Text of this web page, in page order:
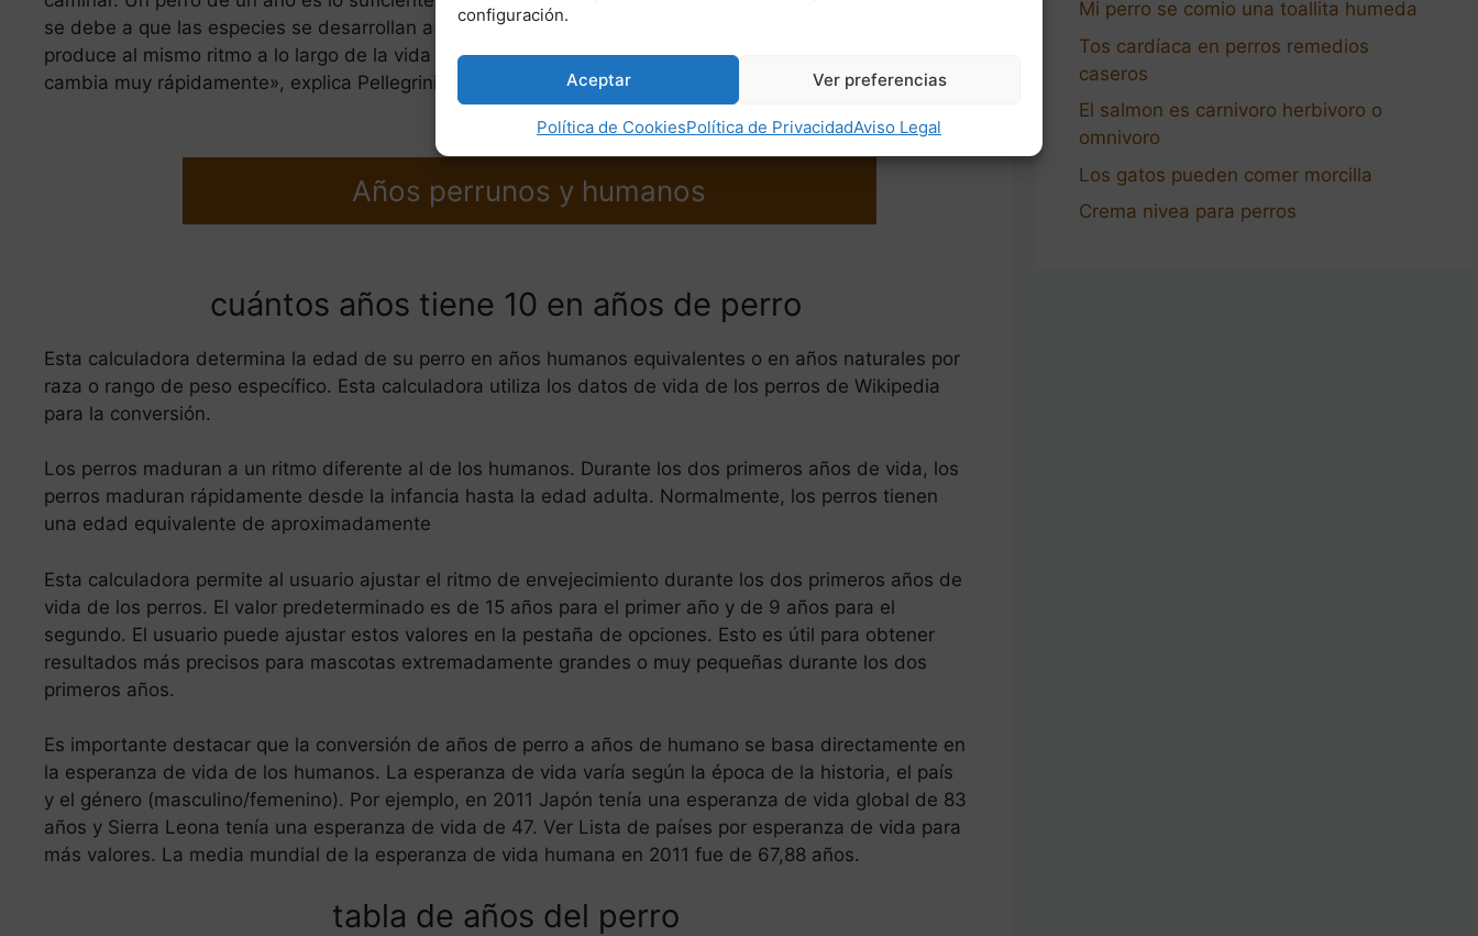
configuración.
Aceptar Ver preferencias
Política de CookiesPolítica de PrivacidadAviso Legal
se debe a que las especies se desarrollan a ritmos muy diferentes. El envejecimiento ni siquiera se
produce al mismo ritmo a lo largo de la vida de un individuo. «Cuando eres un recién nacido, tu cuerpo
cambia muy rápidamente», explica Pellegrini. «Con el tiempo se ralentiza».
Años perrunos y humanos
cuántos años tiene 10 en años de perro
Esta calculadora determina la edad de su perro en años humanos equivalentes o en años naturales por
raza o rango de peso específico. Esta calculadora utiliza los datos de vida de los perros de Wikipedia
para la conversión.
Los perros maduran a un ritmo diferente al de los humanos. Durante los dos primeros años de vida, los
perros maduran rápidamente desde la infancia hasta la edad adulta. Normalmente, los perros tienen
una edad equivalente de aproximadamente
Esta calculadora permite al usuario ajustar el ritmo de envejecimiento durante los dos primeros años de
vida de los perros. El valor predeterminado es de 15 años para el primer año y de 9 años para el
segundo. El usuario puede ajustar estos valores en la pestaña de opciones. Esto es útil para obtener
resultados más precisos para mascotas extremadamente grandes o muy pequeñas durante los dos
primeros años.
Es importante destacar que la conversión de años de perro a años de humano se basa directamente en
la esperanza de vida de los humanos. La esperanza de vida varía según la época de la historia, el país
y el género (masculino/femenino). Por ejemplo, en 2011 Japón tenía una esperanza de vida global de 83
años y Sierra Leona tenía una esperanza de vida de 47. Ver Lista de países por esperanza de vida para
más valores. La media mundial de la esperanza de vida humana en 2011 fue de 67,88 años.
tabla de años del perro
Mi perro se comio una toallita humeda
Tos cardíaca en perros remedios
caseros
El salmon es carnivoro herbivoro o
omnivoro
Los gatos pueden comer morcilla
Crema nivea para perros